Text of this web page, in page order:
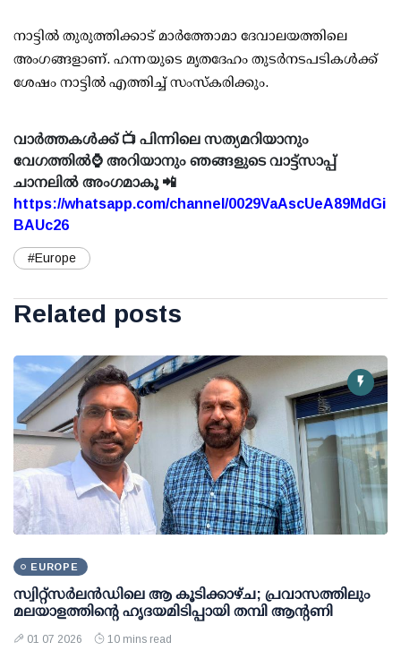
നാട്ടില്‍ തുരുത്തിക്കാട് മാര്‍ത്തോമാ ദേവാലയത്തിലെ
അംഗങ്ങളാണ്. ഹന്നയുടെ മൃതദേഹം തുടര്‍നടപടികള്‍ക്ക്
ശേഷം നാട്ടില്‍ എത്തിച്ച് സംസ്‌കരിക്കും.
വാർത്തകൾക്ക് 📺 പിന്നിലെ സത്യമറിയാനും
വേഗത്തിൽ⌚ അറിയാനും ഞങ്ങളുടെ വാട്ട്സാപ്പ്
ചാനലിൽ അംഗമാകൂ 📲
https://whatsapp.com/channel/0029VaAscUeA89MdGi
BAUc26
#Europe
Related posts
EUROPE
സ്വിറ്റ്സർലൻഡിലെ ആ കൂടിക്കാഴ്ച; പ്രവാസത്തിലും
മലയാളത്തിന്റെ ഹൃദയമിടിപ്പായി തമ്പി ആന്റണി
01 07 2026 10 mins read